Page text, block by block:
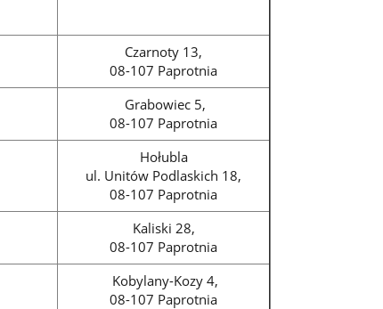
Czarnoty 13,
08-107 Paprotnia
Grabowiec 5,
08-107 Paprotnia
Hołubla
ul. Unitów Podlaskich 18,
08-107 Paprotnia
Kaliski 28,
08-107 Paprotnia
Kobylany-Kozy 4,
08-107 Paprotnia